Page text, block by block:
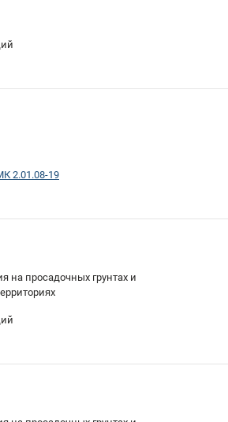
2.01.08-19
на просадочных грунтах и